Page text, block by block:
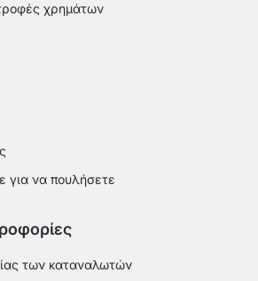
χρημάτων
για να πουλήσετε
των καταναλωτών